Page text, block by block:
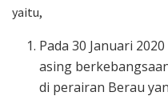
yaitu,
Pada 30 Januari
asing
di perairan Berau